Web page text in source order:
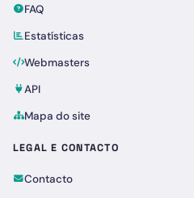
FAQ
Estatísticas
Webmasters
API
Mapa do site
LEGAL E CONTACTO
Contacto